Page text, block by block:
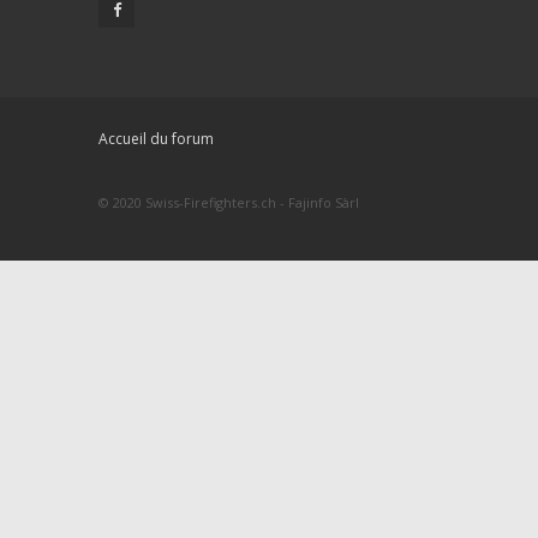
Accueil du forum
© 2020 Swiss-Firefighters.ch - Fajinfo Sàrl